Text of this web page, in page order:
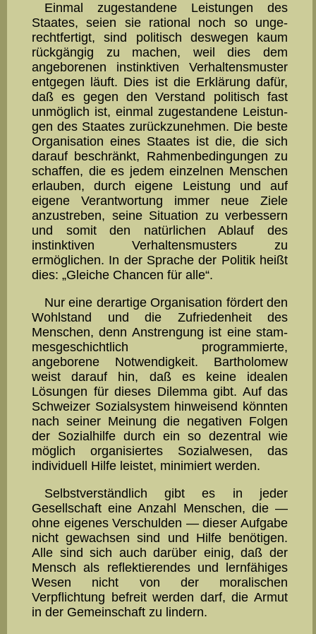
Einmal zugestandene Leistungen des
Staates, seien sie rational noch so un­ge­
recht­fertigt, sind politisch deswegen kaum
rückgängig zu machen, weil dies dem
angeborenen instinktiven Verhaltensmu­ster
entgegen läuft. Dies ist die Erklärung dafür,
daß es gegen den Verstand politisch fast
unmöglich ist, ein­mal zugestandene Leistun­
gen des Staates zurückzunehmen. Die be­ste
Organisation eines Staates ist die, die sich
darauf be­schränkt, Rahmenbedingungen zu
schaf­fen, die es jedem einzelnen Menschen
erlauben, durch eigene Leistung und auf
eigene Verant­wortung immer neue Ziele
anzustreben, seine Situation zu ver­bessern
und somit den natürlichen Ablauf des
instinktiven Ver­hal­tens­musters zu
ermöglichen. In der Sprache der Politik heißt
dies: „Gleiche Chan­cen für alle“.
Nur eine derartige Organisation fördert den
Wohlstand und die Zu­friedenheit des
Menschen, denn Anstrengung ist eine stam­
mes­­ge­schicht­lich pro­gram­mierte,
angeborene Notwendigkeit. Bartho­lomew
weist darauf hin, daß es keine idealen
Lösungen für dieses Dilemma gibt. Auf das
Schweizer Sozial­system hinwei­send könn­ten
nach seiner Meinung die negativen Folgen
der Sozi­alhilfe durch ein so dezentral wie
möglich organisiertes Sozialwe­sen, das
individuell Hilfe leistet, minimiert werden.
Selbstverständlich gibt es in jeder
Gesellschaft eine Anzahl Men­schen, die —
ohne eigenes Verschulden — dieser Aufgabe
nicht ge­wachsen sind und Hilfe benötigen.
Alle sind sich auch darüber einig, daß der
Mensch als re­flek­tie­ren­des und lernfähiges
Wesen nicht von der moralischen
Verpflichtung befreit wer­den darf, die Armut
in der Gemeinschaft zu lindern.